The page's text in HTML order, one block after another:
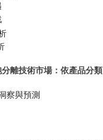
離技術市場：依產品分類
察與預測